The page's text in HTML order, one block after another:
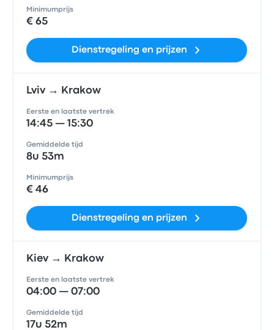
Minimumprijs
€ 65
Dienstregeling en prijzen
Lviv → Krakow
Eerste en laatste vertrek
14:45 — 15:30
Gemiddelde tijd
8u 53m
Minimumprijs
€ 46
Dienstregeling en prijzen
Kiev → Krakow
Eerste en laatste vertrek
04:00 — 07:00
Gemiddelde tijd
17u 52m